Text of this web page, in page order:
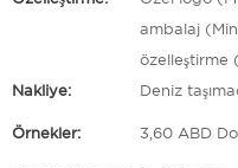
ambalaj
özelleştirme
Nakliye: Deniz
Örnekler: 3,60 ABD